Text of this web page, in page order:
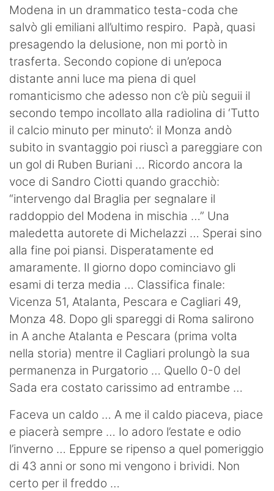
Modena in un drammatico testa-coda che
salvò gli emiliani all’ultimo respiro. Papà, quasi
presagendo la delusione, non mi portò in
trasferta. Secondo copione di un’epoca
distante anni luce ma piena di quel
romanticismo che adesso non c’è più seguii il
secondo tempo incollato alla radiolina di ‘Tutto
il calcio minuto per minuto’: il Monza andò
subito in svantaggio poi riuscì a pareggiare con
un gol di Ruben Buriani … Ricordo ancora la
voce di Sandro Ciotti quando gracchiò:
“intervengo dal Braglia per segnalare il
raddoppio del Modena in mischia …” Una
maledetta autorete di Michelazzi … Sperai sino
alla fine poi piansi. Disperatamente ed
amaramente. Il giorno dopo cominciavo gli
esami di terza media … Classifica finale:
Vicenza 51, Atalanta, Pescara e Cagliari 49,
Monza 48. Dopo gli spareggi di Roma salirono
in A anche Atalanta e Pescara (prima volta
nella storia) mentre il Cagliari prolungò la sua
permanenza in Purgatorio … Quello 0-0 del
Sada era costato carissimo ad entrambe …
Faceva un caldo … A me il caldo piaceva, piace
e piacerà sempre … Io adoro l’estate e odio
l’inverno … Eppure se ripenso a quel pomeriggio
di 43 anni or sono mi vengono i brividi. Non
certo per il freddo …